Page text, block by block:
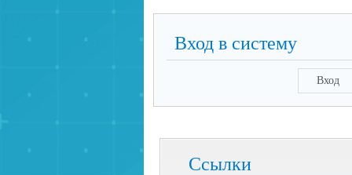
Вход в систему
Вход
Ссылки